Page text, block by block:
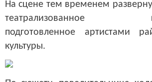
На сцене тем временем
театрализованное
подготовленное артистами
культуры.